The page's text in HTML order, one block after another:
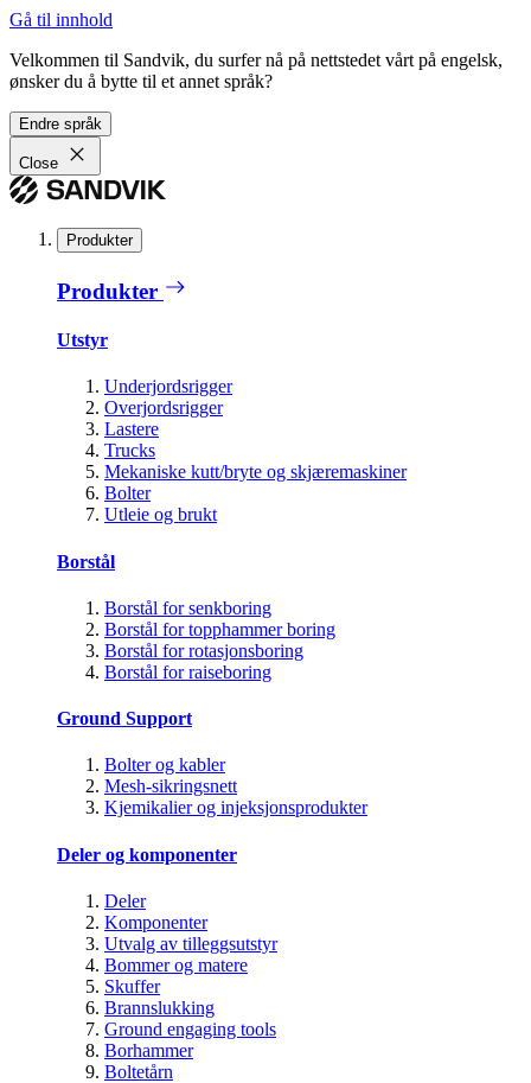
Gå til innhold
Velkommen til Sandvik, du surfer nå på nettstedet vårt på engelsk,
ønsker du å bytte til et annet språk?
Endre språk
Close
Produkter
Produkter
Utstyr
Underjordsrigger
Overjordsrigger
Lastere
Trucks
Mekaniske kutt/bryte og skjæremaskiner
Bolter
Utleie og brukt
Borstål
Borstål for senkboring
Borstål for topphammer boring
Borstål for rotasjonsboring
Borstål for raiseboring
Ground Support
Bolter og kabler
Mesh-sikringsnett
Kjemikalier og injeksjonsprodukter
Deler og komponenter
Deler
Komponenter
Utvalg av tilleggsutstyr
Bommer og matere
Skuffer
Brannslukking
Ground engaging tools
Borhammer
Boltetårn